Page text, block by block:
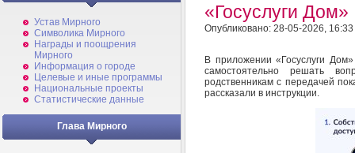
Устав Мирного
Символика Мирного
Награды и поощрения
Мирного
Информация о городе
Целевые и иные программы
Национальные проекты
Статистические данные
Глава Мирного
«Госуслуги Дом»
Опубликовано: 28-05-2026, 16:33
В приложении «Госуслуги
самостоятельно решать
родственникам с передачей
рассказали в инструкции.